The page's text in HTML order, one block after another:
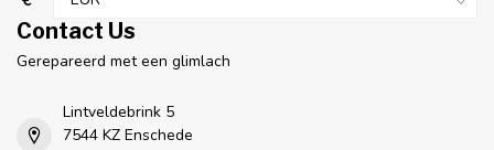
Contact Us
Gerepareerd met een glimlach
Lintveldebrink 5
7544 KZ Enschede